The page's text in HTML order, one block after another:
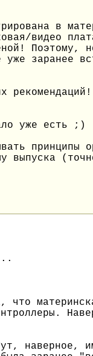
в
видео
Поэтому,
заранее
уже есть ;)
принципы
выпуска
наверное,